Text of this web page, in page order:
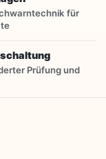
für
Prüfung und